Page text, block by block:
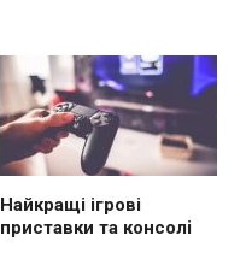
Найкращі ігрові
приставки та консолі